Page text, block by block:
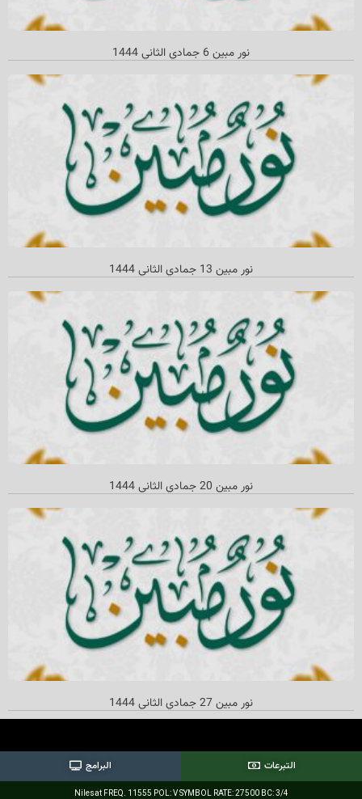
نور مبین 6 جمادي الثاني 1444
نور مبین 13 جمادي الثاني‌ 1444
نور مبين 20 جمادي الثاني 1444
نور مبین 27 جمادي الثاني 1444
التبرعات البرامج
Nilesat FREQ. 11555 POL: V SYMBOL RATE: 27500 BC: 3/4